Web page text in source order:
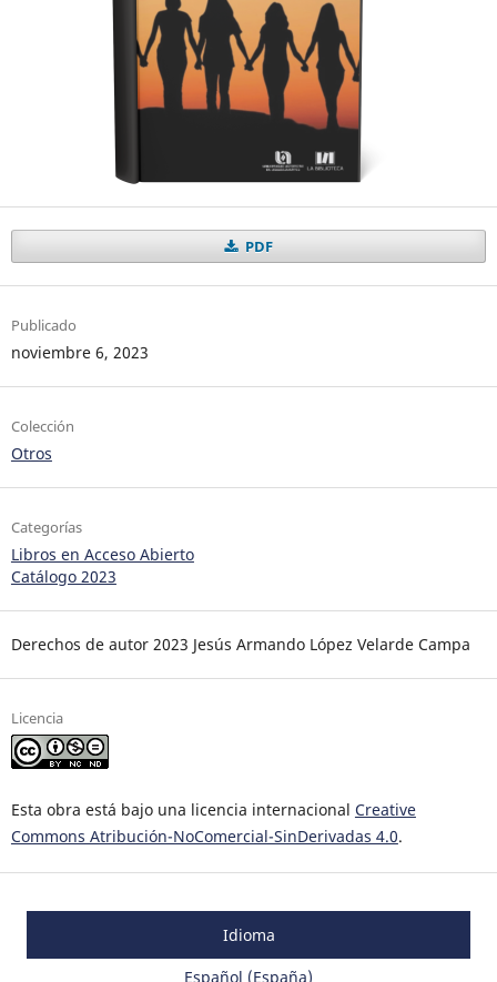
PDF
Publicado
noviembre 6, 2023
Colección
Otros
Categorías
Libros en Acceso Abierto
Catálogo 2023
Derechos de autor 2023 Jesús Armando López Velarde Campa
Licencia
Esta obra está bajo una licencia internacional Creative
Commons Atribución-NoComercial-SinDerivadas 4.0.
Idioma
Español (España)